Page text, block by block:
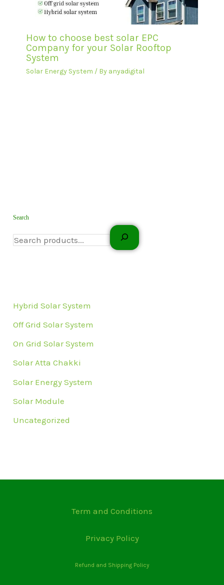
Search
Hybrid Solar System
Off Grid Solar System
On Grid Solar System
Solar Atta Chakki
Solar Energy System
Solar Module
Uncategorized
How to choose best solar EPC
Company for your Solar Rooftop
System
Solar Energy System / By anyadigital
Term and Conditions
Privacy Policy
Refund and Shipping Policy